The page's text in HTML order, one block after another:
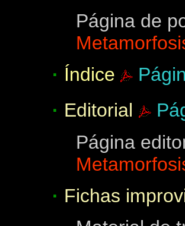
Página de
· Índice
· Editorial
Página
· Fichas